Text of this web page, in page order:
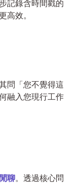
記錄含時間戳的
高效。
問「您不覺得這
融入您現行工作
聊。透過核心問